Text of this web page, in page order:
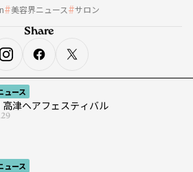
美容界ニュース サロン
ュース
高津ヘアフェスティバル
ュース
Share